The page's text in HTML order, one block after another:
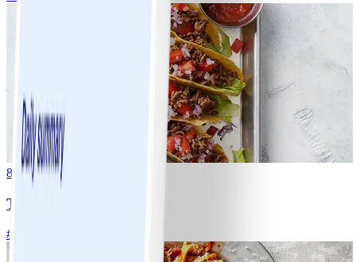
8
Tacos
#